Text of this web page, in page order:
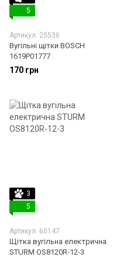
5
Артикул: 25536
Вугільні щітки BOSCH
1619P01777
170 грн
3
5
Артикул: 60147
Щітка вугільна електрична
STURM OS8120R-12-3